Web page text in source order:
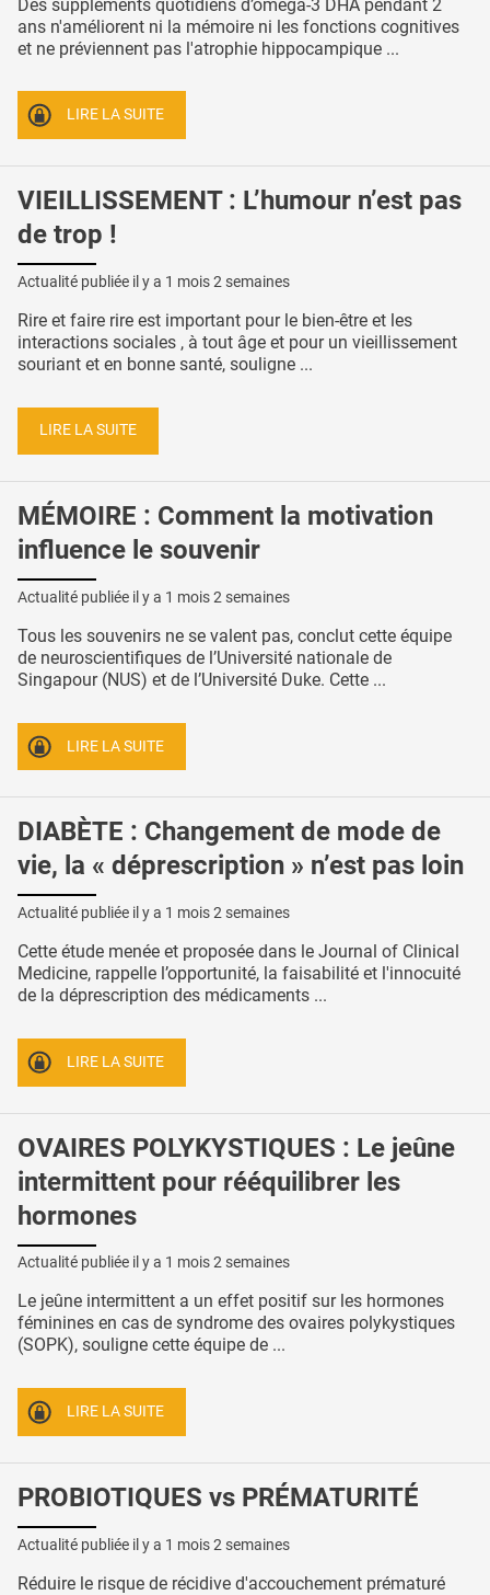
Des suppléments quotidiens d’omega-3 DHA pendant 2
ans n'améliorent ni la mémoire ni les fonctions cognitives
et ne préviennent pas l'atrophie hippocampique ...
LIRE LA SUITE
VIEILLISSEMENT : L’humour n’est pas
de trop !
Actualité publiée il y a 1 mois 2 semaines
Rire et faire rire est important pour le bien-être et les
interactions sociales , à tout âge et pour un vieillissement
souriant et en bonne santé, souligne ...
LIRE LA SUITE
MÉMOIRE : Comment la motivation
influence le souvenir
Actualité publiée il y a 1 mois 2 semaines
Tous les souvenirs ne se valent pas, conclut cette équipe
de neuroscientifiques de l’Université nationale de
Singapour (NUS) et de l’Université Duke. Cette ...
LIRE LA SUITE
DIABÈTE : Changement de mode de
vie, la « déprescription » n’est pas loin
Actualité publiée il y a 1 mois 2 semaines
Cette étude menée et proposée dans le Journal of Clinical
Medicine, rappelle l’opportunité, la faisabilité et l'innocuité
de la déprescription des médicaments ...
LIRE LA SUITE
OVAIRES POLYKYSTIQUES : Le jeûne
intermittent pour rééquilibrer les
hormones
Actualité publiée il y a 1 mois 2 semaines
Le jeûne intermittent a un effet positif sur les hormones
féminines en cas de syndrome des ovaires polykystiques
(SOPK), souligne cette équipe de ...
LIRE LA SUITE
PROBIOTIQUES vs PRÉMATURITÉ
Actualité publiée il y a 1 mois 2 semaines
Réduire le risque de récidive d'accouchement prématuré